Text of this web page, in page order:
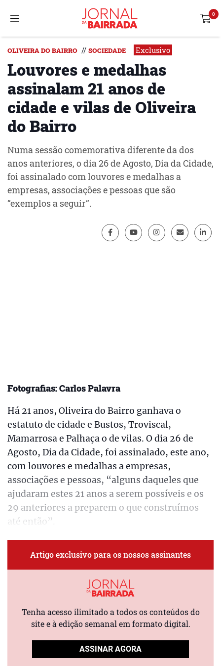
OLIVEIRA DO BAIRRO // SOCIEDADE Exclusivo
Louvores e medalhas
assinalam 21 anos de
cidade e vilas de Oliveira
do Bairro
Numa sessão comemorativa diferente da dos
anos anteriores, o dia 26 de Agosto, Dia da Cidade,
foi assinalado com louvores e medalhas a
empresas, associações e pessoas que são
“exemplos a seguir”.
Fotografias: Carlos Palavra
Há 21 anos, Oliveira do Bairro ganhava o
estatuto de cidade e Bustos, Troviscal,
Mamarrosa e Palhaça o de vilas. O dia 26 de
Agosto, Dia da Cidade, foi assinalado, este ano,
com louvores e medalhas a empresas,
associações e pessoas, “alguns daqueles que
ajudaram estes 21 anos a serem possíveis e os
29 anteriores a preparem o que construímos
até então”.
Artigo exclusivo para os nossos assinantes
Tenha acesso ilimitado a todos os conteúdos do
site e à edição semanal em formato digital.
ASSINAR AGORA